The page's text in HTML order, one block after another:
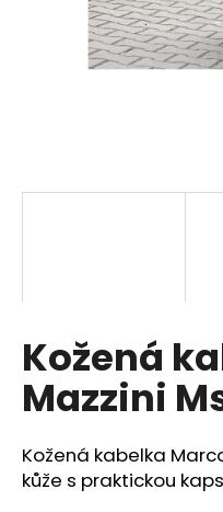
Kožená
Mazzini
Kožená kabelka
kůže s praktickou
D
o
p
r
u
č